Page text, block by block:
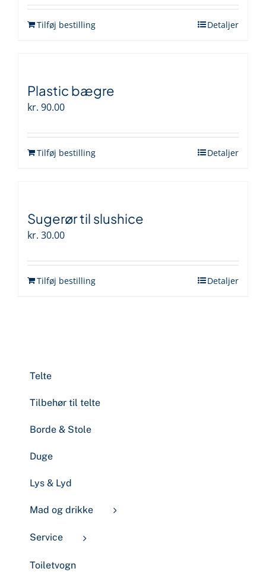
Tilføj bestilling Detaljer
Plastic bægre
kr. 90.00
Tilføj bestilling Detaljer
Sugerør til slushice
kr. 30.00
Tilføj bestilling Detaljer
Telte
Tilbehør til telte
Borde & Stole
Duge
Lys & Lyd
Mad og drikke
Service
Toiletvogn